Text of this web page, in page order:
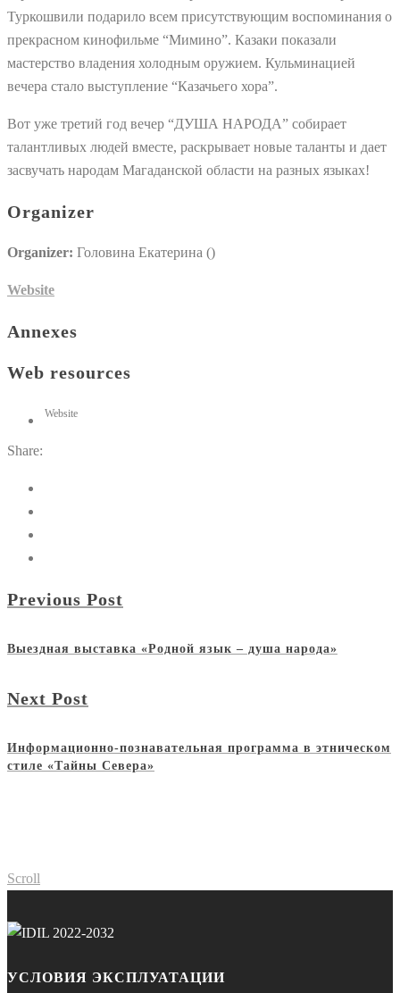
Туркошвили подарило всем присутствующим воспоминания о
прекрасном кинофильме “Мимино”. Казаки показали
мастерство владения холодным оружием. Кульминацией
вечера стало выступление “Казачьего хора”.
Вот уже третий год вечер “ДУША НАРОДА” собирает
талантливых людей вместе, раскрывает новые таланты и дает
засвучать народам Магаданской области на разных языках!
Organizer
Organizer: Головина Екатерина ()
Website
Annexes
Web resources
Website
Share:
Previous Post
Выездная выставка «Родной язык – душа народа»
Next Post
Информационно-познавательная программа в этническом
стиле «Тайны Севера»
Scroll
УСЛОВИЯ ЭКСПЛУАТАЦИИ